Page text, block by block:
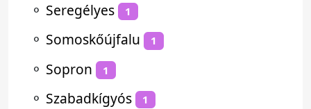
⚬ Seregélyes 1
⚬ Somoskőújfalu 1
⚬ Sopron 1
⚬ Szabadkígyós 1